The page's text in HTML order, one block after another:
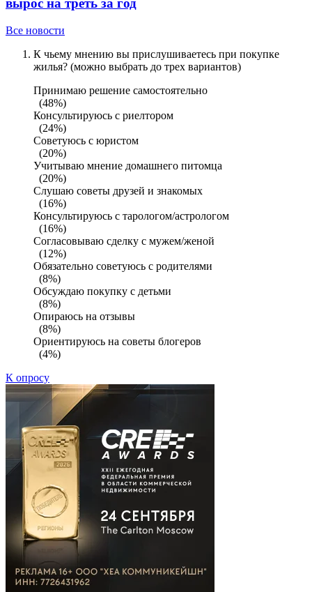
вырос на треть за год
Все новости
К чьему мнению вы прислушиваетесь при покупке
жилья? (можно выбрать до трех вариантов)
Принимаю решение самостоятельно
(48%)
Консультируюсь с риелтором
(24%)
Советуюсь с юристом
(20%)
Учитываю мнение домашнего питомца
(20%)
Слушаю советы друзей и знакомых
(16%)
Консультируюсь с тарологом/астрологом
(16%)
Согласовываю сделку с мужем/женой
(12%)
Обязательно советуюсь с родителями
(8%)
Обсуждаю покупку с детьми
(8%)
Опираюсь на отзывы
(8%)
Ориентируюсь на советы блогеров
(4%)
К опросу